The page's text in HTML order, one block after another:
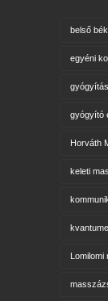
belső
egyéni
gyógyítás
gyógyító
Horváth
keleti
Lomilomi